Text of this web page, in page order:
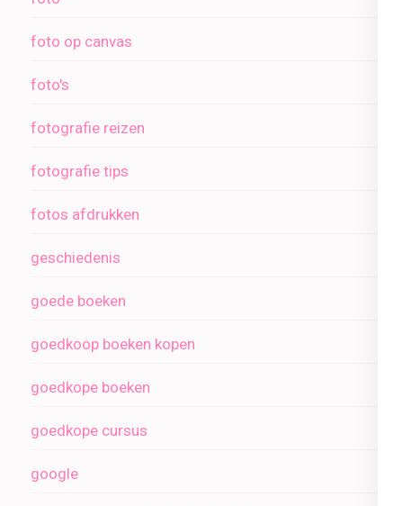
foto op canvas
foto's
fotografie reizen
fotografie tips
fotos afdrukken
geschiedenis
goede boeken
goedkoop boeken kopen
goedkope boeken
goedkope cursus
google